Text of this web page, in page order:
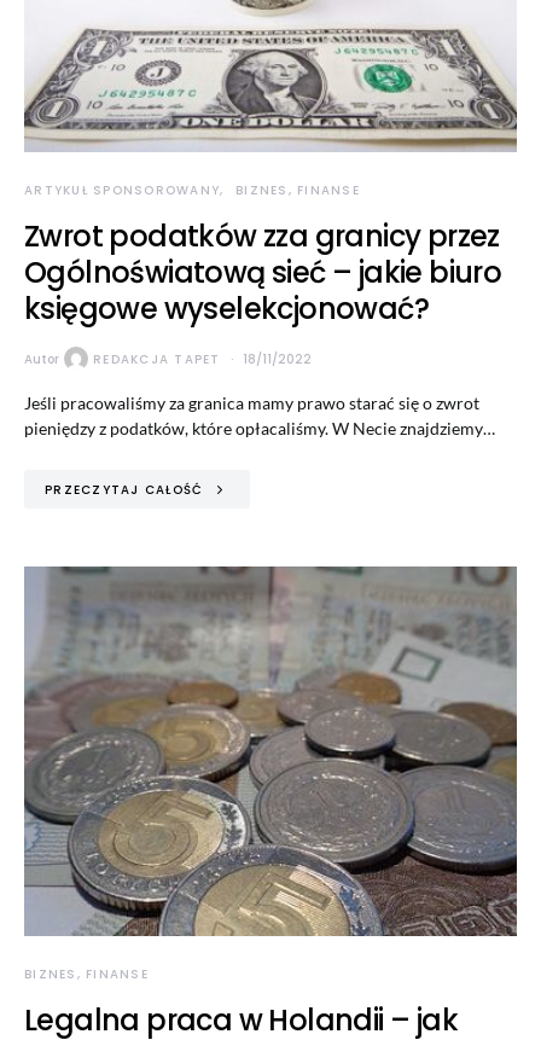
ARTYKUŁ SPONSOROWANY BIZNES, FINANSE
Zwrot podatków zza granicy przez
Ogólnoświatową sieć – jakie biuro
księgowe wyselekcjonować?
Autor REDAKCJA TAPET 18/11/2022
Jeśli pracowaliśmy za granica mamy prawo starać się o zwrot
pieniędzy z podatków, które opłacaliśmy. W Necie znajdziemy…
PRZECZYTAJ CAŁOŚĆ
BIZNES, FINANSE
Legalna praca w Holandii – jak